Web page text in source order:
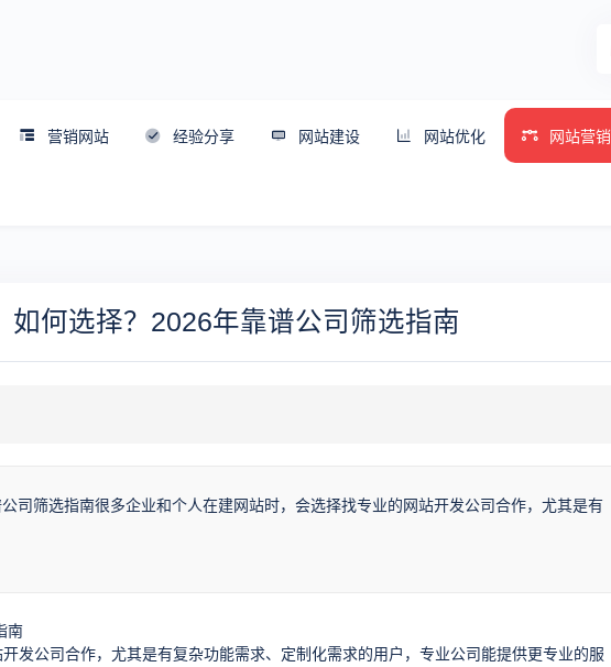
营销网站 经验分享 网站建设 网站优化 网站营销
如何选择？2026年靠谱公司筛选指南
司筛选指南很多企业和个人在建网站时，会选择找专业的网站开发公司合作，尤其是有
南
发公司合作，尤其是有复杂功能需求、定制化需求的用户，专业公司能提供更专业的服